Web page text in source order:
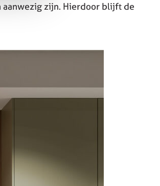
zijn. Hierdoor blijft de